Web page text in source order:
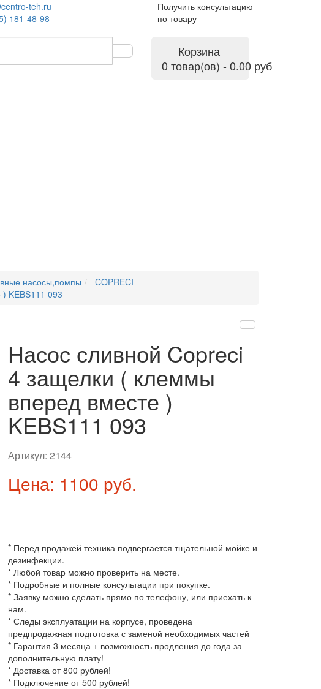
teh.ru
181-48-98
Получить консультацию
по товару
Корзина
0 товар(ов) - 0.00 руб
насосы,помпы
COPRECI
KEBS111 093
Насос сливной Copreci
4 защелки ( клеммы
вперед вместе )
KEBS111 093
Артикул:2144
Цена: 1100 руб.
* Перед продажей техника подвергается тщательной мойке и
дезинфекции.
* Любой товар можно проверить на месте.
* Подробные и полные консультации при покупке.
* Заявку можно сделать прямо по телефону, или приехать к
нам.
* Следы эксплуатации на корпусе, проведена
предпродажная подготовка с заменой необходимых частей
* Гарантия 3 месяца + возможность продления до года за
дополнительную плату!
* Доставка от 800 рублей!
* Подключение от 500 рублей!